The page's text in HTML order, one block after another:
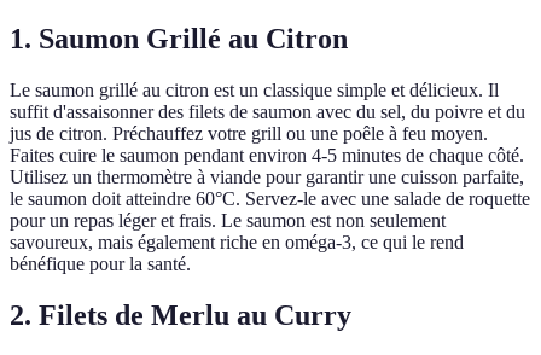
1. Saumon Grillé au Citron
Le saumon grillé au citron est un classique simple et délicieux. Il
suffit d'assaisonner des filets de saumon avec du sel, du poivre et du
jus de citron. Préchauffez votre grill ou une poêle à feu moyen.
Faites cuire le saumon pendant environ 4-5 minutes de chaque côté.
Utilisez un thermomètre à viande pour garantir une cuisson parfaite,
le saumon doit atteindre 60°C. Servez-le avec une salade de roquette
pour un repas léger et frais. Le saumon est non seulement
savoureux, mais également riche en oméga-3, ce qui le rend
bénéfique pour la santé.
2. Filets de Merlu au Curry